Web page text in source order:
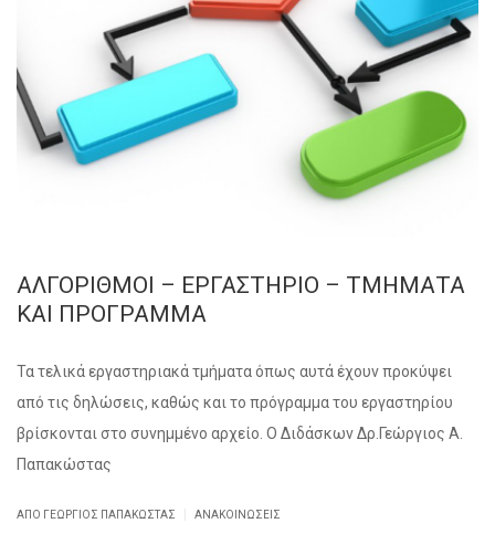
ΑΛΓΟΡΙΘΜΟΙ – ΕΡΓΑΣΤΗΡΙΟ – ΤΜΗΜΑΤΑ
ΚΑΙ ΠΡΟΓΡΑΜΜΑ
Τα τελικά εργαστηριακά τμήματα όπως αυτά έχουν προκύψει
από τις δηλώσεις, καθώς και το πρόγραμμα του εργαστηρίου
βρίσκονται στο συνημμένο αρχείο. Ο Διδάσκων Δρ.Γεώργιος Α.
Παπακώστας
ΑΠΌ ΓΕΏΡΓΙΟΣ ΠΑΠΑΚΏΣΤΑΣ ΑΝΑΚΟΙΝΏΣΕΙΣ